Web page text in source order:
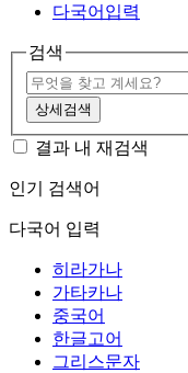
다국어입력
검색
상세검색
결과 내 재검색
인기 검색어
다국어 입력
히라가나
가타카나
중국어
한글고어
그리스문자